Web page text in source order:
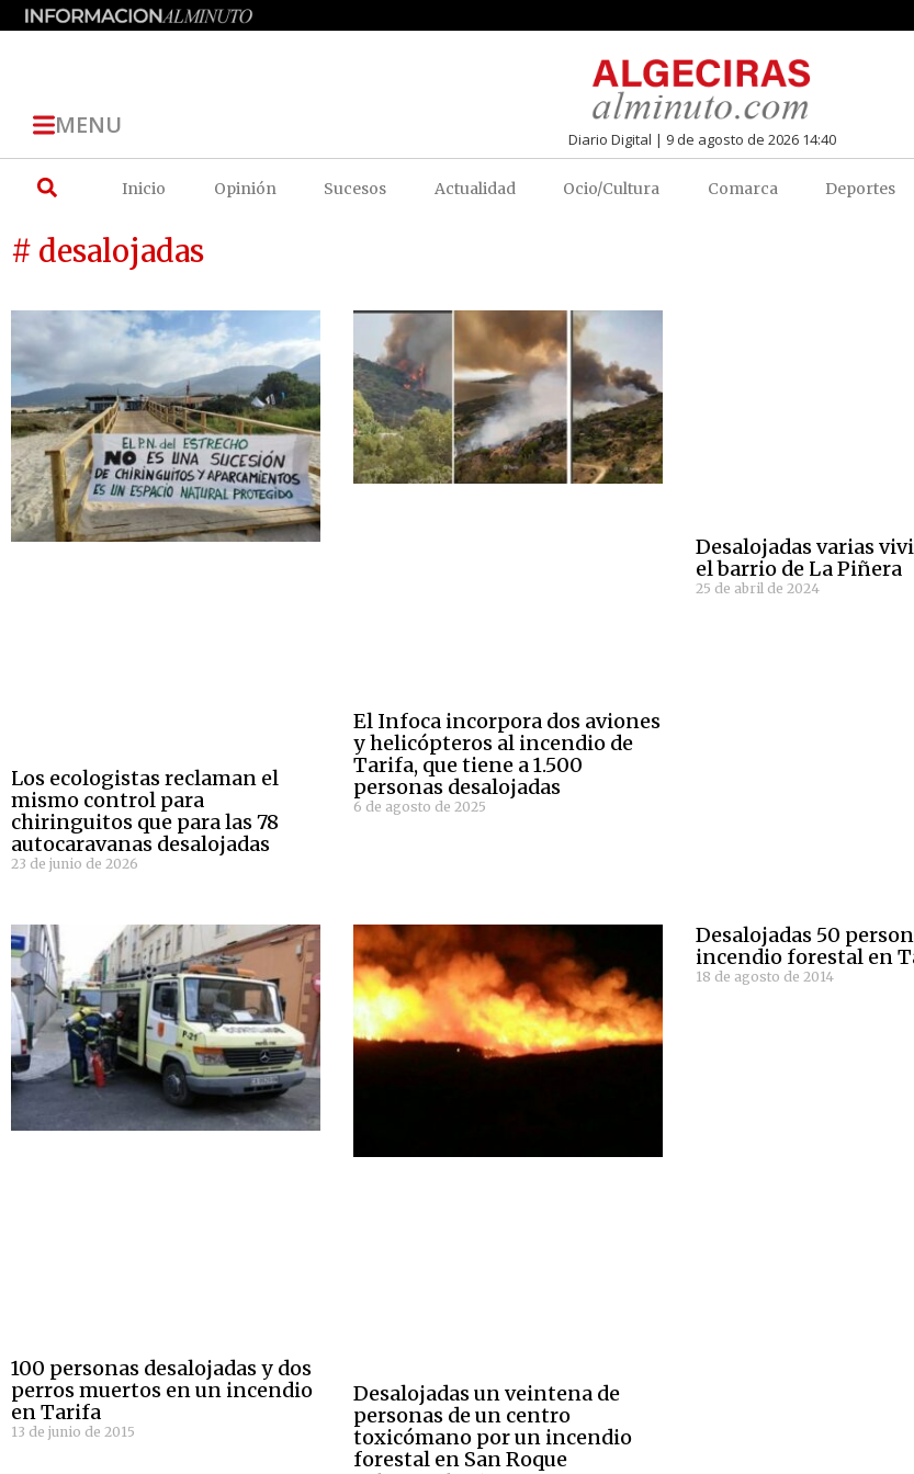
MENU Diario Digital | 9 de agosto de 2026 14:40
Inicio Opinión Sucesos Actualidad Ocio/Cultura Comarca Deportes
# desalojadas
Los ecologistas reclaman el
mismo control para
chiringuitos que para las 78
autocaravanas desalojadas
23 de junio de 2026
El Infoca incorpora dos aviones
y helicópteros al incendio de
Tarifa, que tiene a 1.500
personas desalojadas
6 de agosto de 2025
Desalojadas varias
el barrio de La Piñera
25 de abril de 2024
100 personas desalojadas y dos
perros muertos en un incendio
en Tarifa
13 de junio de 2015
Desalojadas un veintena de
personas de un centro
toxicómano por un incendio
forestal en San Roque
Desalojadas 50
incendio forestal en
18 de agosto de 2014